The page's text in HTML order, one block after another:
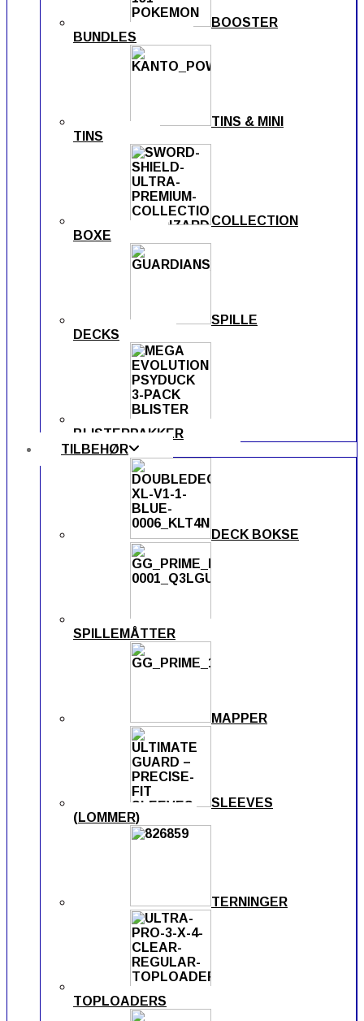
BOOSTER
BUNDLES
TINS & MINI
TINS
COLLECTION
BOXE
SPILLE
DECKS
BLISTERPAKKER
TILBEHØR
DECK BOKSE
SPILLEMÅTTER
MAPPER
SLEEVES
(LOMMER)
TERNINGER
TOPLOADERS